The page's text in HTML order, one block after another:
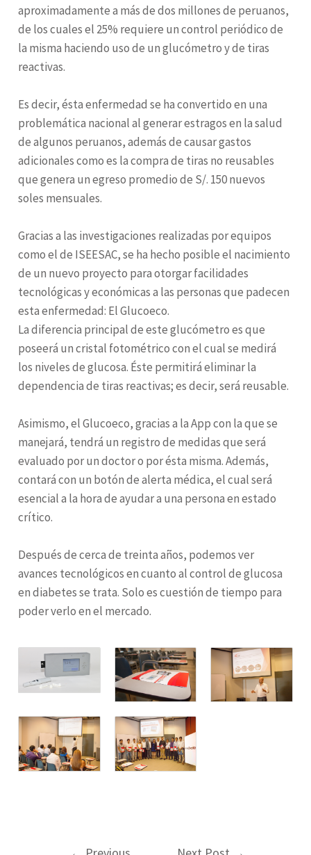
aproximadamente a más de dos millones de peruanos,
de los cuales el 25% requiere un control periódico de
la misma haciendo uso de un glucómetro y de tiras
reactivas.
Es decir, ésta enfermedad se ha convertido en una
problemática nacional al generar estragos en la salud
de algunos peruanos, además de causar gastos
adicionales como es la compra de tiras no reusables
que genera un egreso promedio de S/. 150 nuevos
soles mensuales.
Gracias a las investigaciones realizadas por equipos
como el de ISEESAC, se ha hecho posible el nacimiento
de un nuevo proyecto para otorgar facilidades
tecnológicas y económicas a las personas que padecen
esta enfermedad: El Glucoeco.
La diferencia principal de este glucómetro es que
poseerá un cristal fotométrico con el cual se medirá
los niveles de glucosa. Éste permitirá eliminar la
dependencia de tiras reactivas; es decir, será reusable.
Asimismo, el Glucoeco, gracias a la App con la que se
manejará, tendrá un registro de medidas que será
evaluado por un doctor o por ésta misma. Además,
contará con un botón de alerta médica, el cual será
esencial a la hora de ayudar a una persona en estado
crítico.
Después de cerca de treinta años, podemos ver
avances tecnológicos en cuanto al control de glucosa
en diabetes se trata. Solo es cuestión de tiempo para
poder verlo en el mercado.